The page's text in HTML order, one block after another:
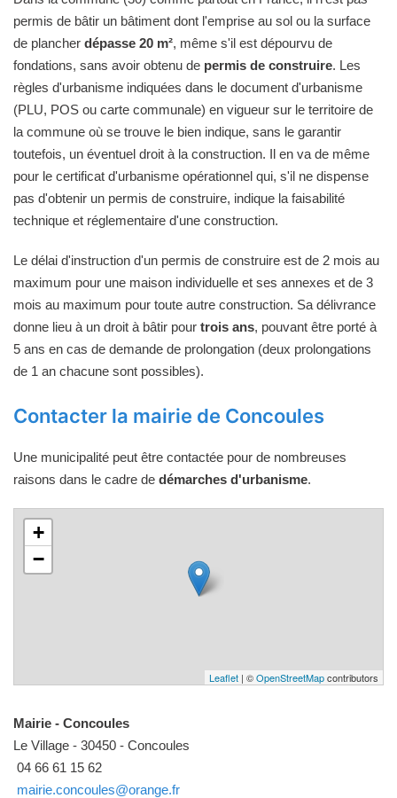
permis de bâtir un bâtiment dont l'emprise au sol ou la surface
de plancher dépasse 20 m², même s'il est dépourvu de
fondations, sans avoir obtenu de permis de construire. Les
règles d'urbanisme indiquées dans le document d'urbanisme
(PLU, POS ou carte communale) en vigueur sur le territoire de
la commune où se trouve le bien indique, sans le garantir
toutefois, un éventuel droit à la construction. Il en va de même
pour le certificat d'urbanisme opérationnel qui, s'il ne dispense
pas d'obtenir un permis de construire, indique la faisabilité
technique et réglementaire d'une construction.
Le délai d'instruction d'un permis de construire est de 2 mois au
maximum pour une maison individuelle et ses annexes et de 3
mois au maximum pour toute autre construction. Sa délivrance
donne lieu à un droit à bâtir pour trois ans, pouvant être porté à
5 ans en cas de demande de prolongation (deux prolongations
de 1 an chacune sont possibles).
Contacter la mairie de Concoules
Une municipalité peut être contactée pour de nombreuses
raisons dans le cadre de démarches d'urbanisme.
+
−
Leaflet | ©OpenStreetMapcontributors
Mairie - Concoules
Le Village - 30450 - Concoules
04 66 61 15 62
mairie.concoules@orange.fr